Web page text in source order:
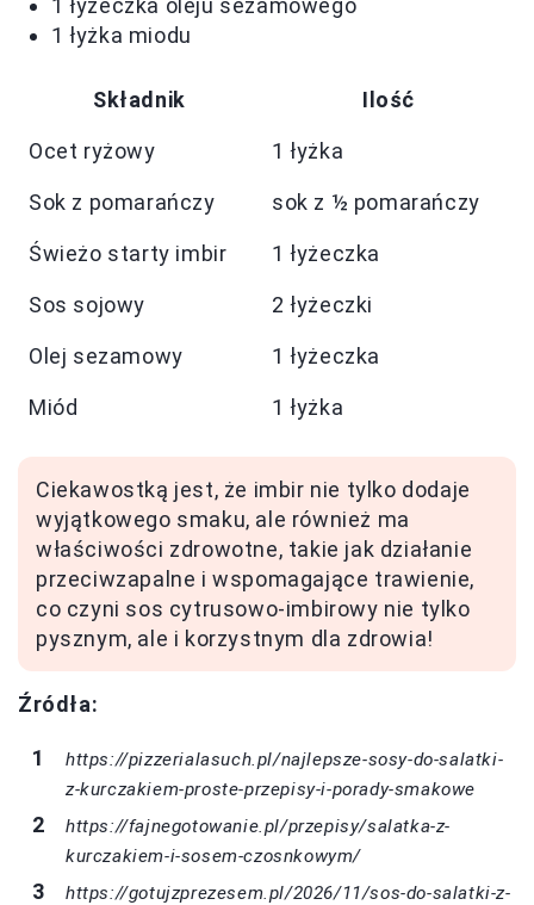
1 łyżka miodu
Składnik Ilość
Ocet ryżowy 1 łyżka
Sok z pomarańczy sok z ½ pomarańczy
Świeżo starty imbir 1 łyżeczka
Sos sojowy 2 łyżeczki
Olej sezamowy 1 łyżeczka
Miód 1 łyżka
Ciekawostką jest, że imbir nie tylko dodaje
wyjątkowego smaku, ale również ma
właściwości zdrowotne, takie jak działanie
przeciwzapalne i wspomagające trawienie,
co czyni sos cytrusowo-imbirowy nie tylko
pysznym, ale i korzystnym dla zdrowia!
Źródła:
https://pizzerialasuch.pl/najlepsze-sosy-do-salatki-
z-kurczakiem-proste-przepisy-i-porady-smakowe
https://fajnegotowanie.pl/przepisy/salatka-z-
kurczakiem-i-sosem-czosnkowym/
https://gotujzprezesem.pl/2026/11/sos-do-salatki-z-